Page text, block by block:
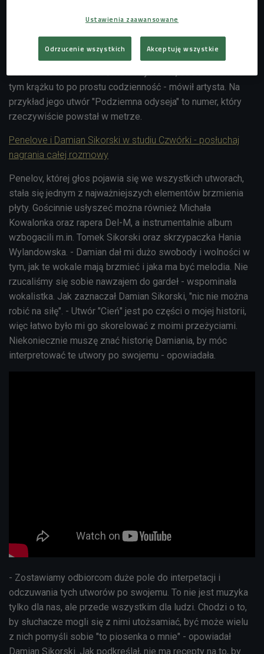
relacjach i emocjach, które łatwo przeoczyć w biegu. -
tym krążku to po prostu codzienność - mówił artysta. Na
przykład jego utwór "Podziemna odyseja" to numer, który
rzeczywiście powstał w metrze.
Penelove i Damian Sikorski w studiu Czwórki - posłuchaj
nagrania całej rozmowy
Penelov, której głos pojawia się we wszystkich utworach,
stała się jednym z najważniejszych elementów brzmienia
płyty. Gościnnie usłyszeć można również Michała
Kowalonka oraz rapera Del-M, a instrumentalnie album
wzbogacili m.in. Tomek Sikorski oraz skrzypaczka Hania
Wylandowska. - Damian dał mi dużo swobody i wolności w
tym, jak te wokale mają brzmieć i jaka ma być melodia. Nie
rzucaliśmy się sobie nawzajem do gardeł - wspominała
wokalistka. Jak zaznaczał Damian Sikorski, "nic nie można
robić na siłę". - Utwór "Cień" jest po części o mojej historii,
więc łatwo było mi go skorelować z moimi przeżyciami.
Niekoniecznie muszę znać historię Damiania, by móc
interpretować te utwory po swojemu - opowiadała.
- Zostawiamy odbiorcom duże pole do interpetacji i
odczuwania tych utworów po swojemu. To nie jest muzyka
tylko dla nas, ale przede wszystkim dla ludzi. Chodzi o to,
by słuchacze mogli się z nimi utożsamiać, być może wielu
z nich pomyśli sobie "to piosenka o mnie" - opowiadał
Damian Sikorski. Jak podkreślał, nie ma recepty na to, by
Ustawienia zaawansowane
Odrzucenie wszystkich Akceptuję wszystkie